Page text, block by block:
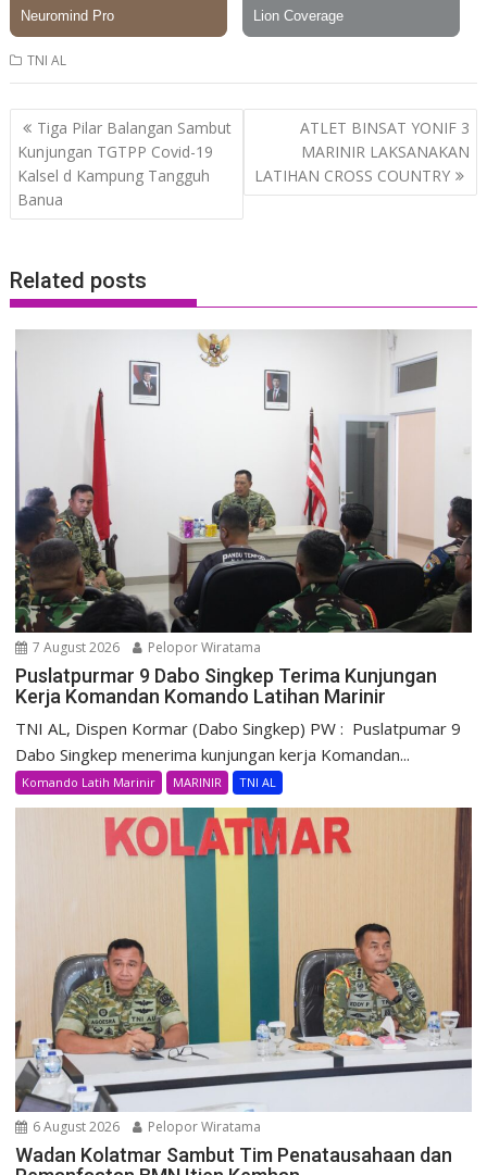
TNI AL
Post
navigation
Tiga Pilar Balangan Sambut
Kunjungan TGTPP Covid-19
Kalsel d Kampung Tangguh
Banua
ATLET BINSAT YONIF 3
MARINIR LAKSANAKAN
LATIHAN CROSS COUNTRY
Related posts
7 August 2026 Pelopor Wiratama
Puslatpurmar 9 Dabo Singkep Terima Kunjungan
Kerja Komandan Komando Latihan Marinir
TNI AL, Dispen Kormar (Dabo Singkep) PW : Puslatpumar 9
Dabo Singkep menerima kunjungan kerja Komandan...
Komando Latih Marinir MARINIR TNI AL
6 August 2026 Pelopor Wiratama
Wadan Kolatmar Sambut Tim Penatausahaan dan